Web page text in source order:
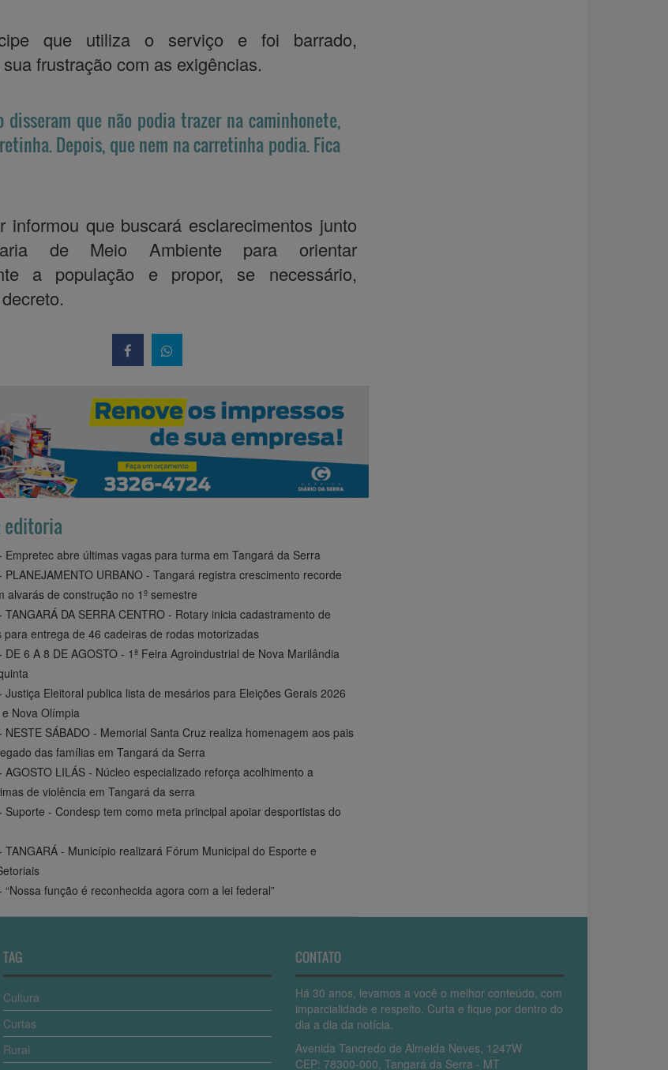
que utiliza o serviço e foi barrado,
frustração com as exigências.
disseram que não podia trazer na caminhonete,
Depois, que nem na carretinha podia. Fica
informou que buscará esclarecimentos junto
de Meio Ambiente para orientar
a população e propor, se necessário,
editoria
Empretec abre últimas vagas para turma em Tangará da Serra
PLANEJAMENTO URBANO - Tangará registra crescimento recorde
alvarás de construção no 1º semestre
DA SERRA CENTRO - Rotary inicia cadastramento de
para entrega de 46 cadeiras de rodas motorizadas
DE 6 A 8 DE AGOSTO - 1ª Feira Agroindustrial de Nova Marilândia
Justiça Eleitoral publica lista de mesários para Eleições Gerais 2026
Nova Olímpia
NESTE SÁBADO - Memorial Santa Cruz realiza homenagem aos pais
das famílias em Tangará da Serra
AGOSTO LILÁS - Núcleo especializado reforça acolhimento a
de violência em Tangará da serra
Suporte - Condesp tem como meta principal apoiar desportistas do
TANGARÁ - Município realizará Fórum Municipal do Esporte e
“Nossa função é reconhecida agora com a lei federal”
TAG
Cultura
Curtas
Rural
CONTATO
Há 30 anos, levamos a você o melhor conteúdo, com
imparcialidade e respeito. Curta e fique por dentro do
dia a dia da notícia.
Avenida Tancredo de Almeida Neves, 1247W
CEP: 78300-000, Tangará da Serra - MT